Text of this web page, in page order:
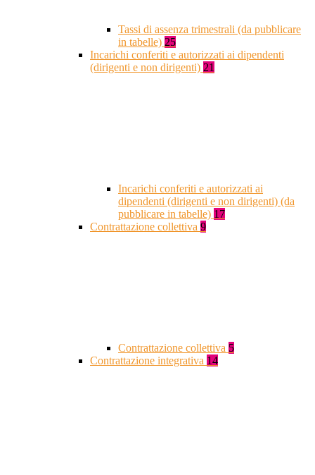
Tassi di assenza trimestrali (da pubblicare
in tabelle) 25
Incarichi conferiti e autorizzati ai dipendenti
(dirigenti e non dirigenti) 21
Incarichi conferiti e autorizzati ai
dipendenti (dirigenti e non dirigenti) (da
pubblicare in tabelle) 17
Contrattazione collettiva 9
Contrattazione collettiva 5
Contrattazione integrativa 14